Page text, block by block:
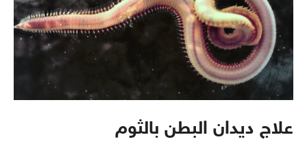
علاج ديدان البطن بالثوم